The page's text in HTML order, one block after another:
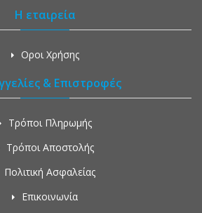
Η εταιρεία
Οροι Χρήσης
& Επιστροφές
Τρόποι Πληρωμής
Τρόποι Αποστολής
Πολιτική Ασφαλείας
Επικοινωνία